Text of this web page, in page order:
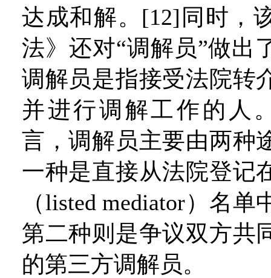
达成和解。[12]同时，
法》还对“调解员”做出
调解员是指接受法院转
并进行调解工作的人
言，调解员主要由两种
一种是直接从法院登记
（listed mediator）名
第二种则是争议双方共
的第三方调解员。